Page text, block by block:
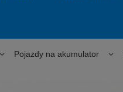
Pojazdy na akumulator